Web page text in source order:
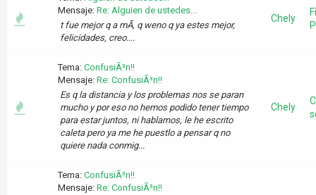
Mensaje: Re: Alguien de ustedes...
t fue mejor q a mÃ­, q weno q ya estes mejor,
felicidades, creo....
Chely
Tema: ConfusiÃ³n!!
Mensaje: Re: ConfusiÃ³n!!
Es q la distancia y los problemas nos se paran
mucho y por eso no hemos podido tener tiempo
para estar juntos, ni hablarnos, le he escrito
caleta pero ya me he puestlo a pensar q no
quiere nada conmig...
Chely
Tema: ConfusiÃ³n!!
Mensaje: Re: ConfusiÃ³n!!